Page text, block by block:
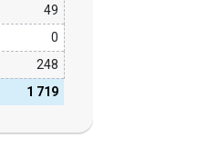
1 719
49
0
248